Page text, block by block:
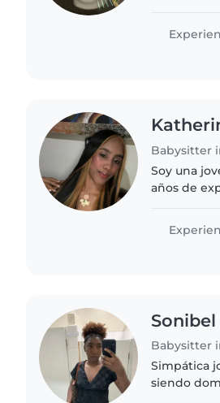
Babysitter
Soy una
años de
Sonibel
Babysitter
Simpática
siendo